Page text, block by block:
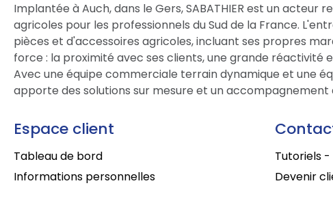
Implantée à Auch, dans le Gers, SABATHIER est un acteur
agricoles pour les professionnels du Sud de la France.
pièces et d'accessoires agricoles, incluant ses propres
force : la proximité avec ses clients, une grande réactivité
Avec une équipe commerciale terrain dynamique et une
apporte des solutions sur mesure et un accompagnement
Espace client
Tableau de bord
Informations personnelles
Tutoriels -
Devenir